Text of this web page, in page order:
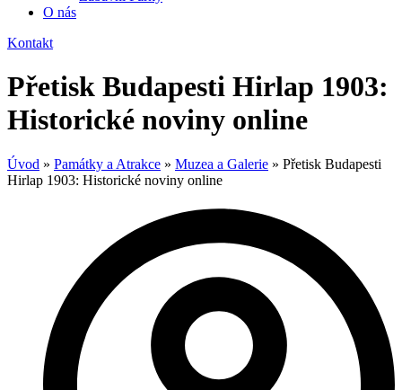
O nás
Kontakt
Přetisk Budapesti Hirlap 1903:
Historické noviny online
Úvod » Památky a Atrakce » Muzea a Galerie » Přetisk Budapesti
Hirlap 1903: Historické noviny online